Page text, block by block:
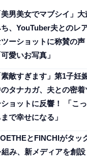
美男美女でマブシイ」大
、YouTuber夫とのレ
ーショットに称賛の声
可愛いお写真」
素敵すぎます」第1子妊
タナカガ、夫との密着
ショットに反響！ 「こっ
で幸せになる」
とFINCHIがタッ
組み、新メディアを創設